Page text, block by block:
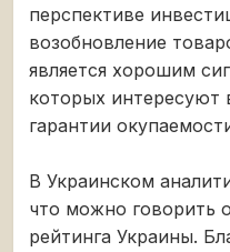
перспективе
возобновление
является хорошим
которых интересуют
гарантии
В Украинском
что можно говорить
рейтинга Украины.